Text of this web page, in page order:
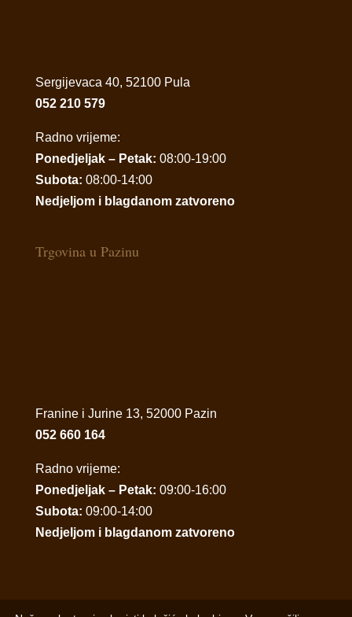
Sergijevaca 40, 52100 Pula
052 210 579
Radno vrijeme:
Ponedjeljak – Petak: 08:00-19:00
Subota: 08:00-14:00
Nedjeljom i blagdanom zatvoreno
Trgovina u Pazinu
Franine i Jurine 13, 52000 Pazin
052 660 164
Radno vrijeme:
Ponedjeljak – Petak: 09:00-16:00
Subota: 09:00-14:00
Nedjeljom i blagdanom zatvoreno